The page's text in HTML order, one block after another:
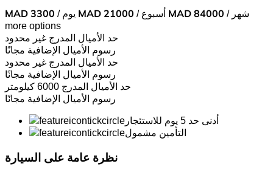
MAD 3300 / يوم MAD 21000 / أسبوع MAD 84000
/ شهر
more options
حد الأميال المدرج غير محدود
رسوم الأميال الإضافية مجانًا
حد الأميال المدرج غير محدود
رسوم الأميال الإضافية مجانًا
حد الأميال المدرج 6000 كيلومتر
رسوم الأميال الإضافية مجانًا
أدنى حد 5 يوم للاستئجار
التأمين مشمول
نظرة عامة على السيارة